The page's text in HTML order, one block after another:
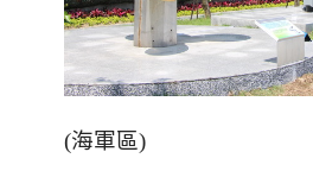
(海軍區)